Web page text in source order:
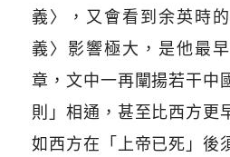
義〉，又會看到余英時
義〉影響極大，是他最
章，文中一再闡揚若干中
則」相通，甚至比西方更
如西方在「上帝已死」後